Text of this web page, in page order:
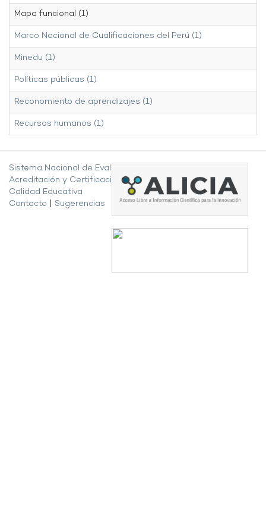
Mapa funcional (1)
Marco Nacional de Cualificaciones del Perú (1)
Minedu (1)
Políticas públicas (1)
Reconomiento de aprendizajes (1)
Recursos humanos (1)
Sistema Nacional de Evaluación,
Acreditación y Certificación de la
Calidad Educativa
Contacto
Sugerencias